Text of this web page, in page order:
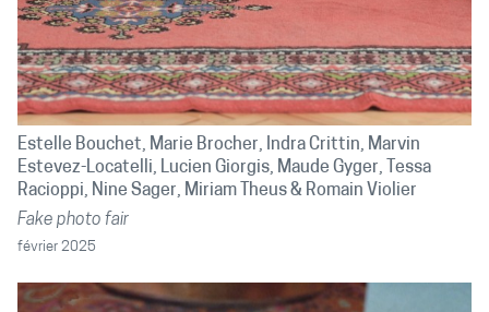
Estelle Bouchet Marie Brocher Indra Crittin Marvin
Estevez-Locatelli Lucien Giorgis Maude Gyger
Tessa
Racioppi Nine Sager Miriam Theus
Romain Violier
Fake photo fair
février 2025